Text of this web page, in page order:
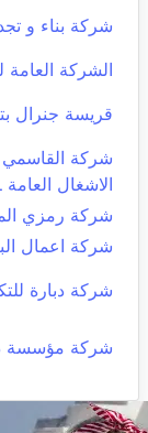
شركة بناء و
الشركة العامة
قريسة جنرال
شركة القاسمي
الاشغال
شركة رمزي
شركة اعمال
شركة دبارة
شركة مؤسسة